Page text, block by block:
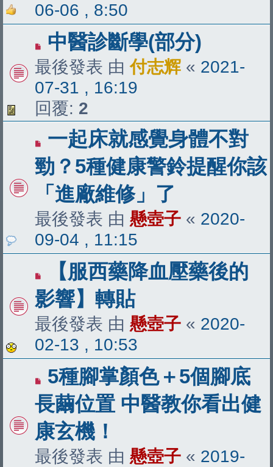
06-06 , 8:50
中醫診斷學(部分)
最後發表 由付志辉 « 2021-
07-31 , 16:19
回覆: 2
一起床就感覺身體不對
勁？5種健康警鈴提醒你該
「進廠維修」了
最後發表 由 懸壺子 « 2020-
09-04 , 11:15
【服西藥降血壓藥後的
影響】轉貼
最後發表 由 懸壺子 « 2020-
02-13 , 10:53
5種腳掌顏色＋5個腳底
長繭位置 中醫教你看出健
康玄機！
最後發表 由 懸壺子 « 2019-